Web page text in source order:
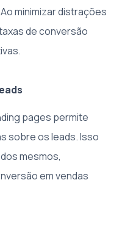
minimizar distrações
de conversão
pages permite
sobre os leads. Isso
mesmos,
em vendas